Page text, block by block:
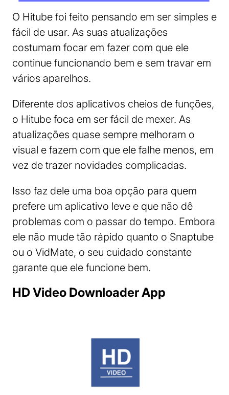
O Hitube foi feito pensando em ser simples e
fácil de usar. As suas atualizações
costumam focar em fazer com que ele
continue funcionando bem e sem travar em
vários aparelhos.
Diferente dos aplicativos cheios de funções,
o Hitube foca em ser fácil de mexer. As
atualizações quase sempre melhoram o
visual e fazem com que ele falhe menos, em
vez de trazer novidades complicadas.
Isso faz dele uma boa opção para quem
prefere um aplicativo leve e que não dê
problemas com o passar do tempo. Embora
ele não mude tão rápido quanto o Snaptube
ou o VidMate, o seu cuidado constante
garante que ele funcione bem.
HD Video Downloader App